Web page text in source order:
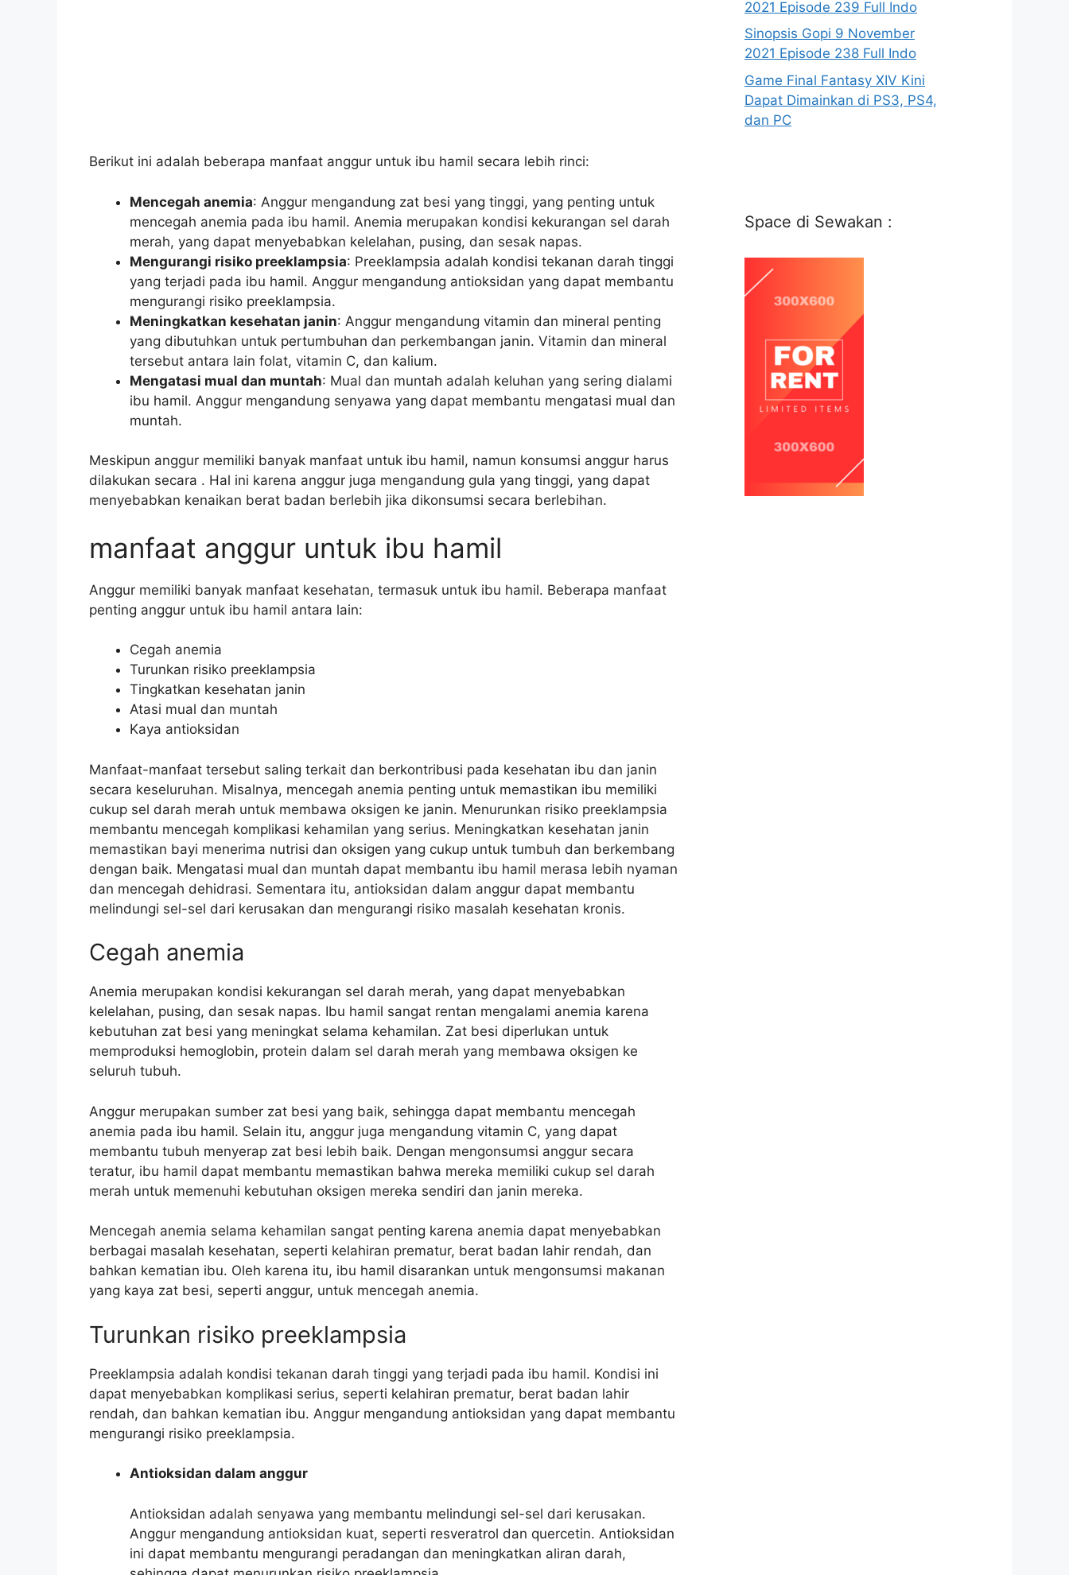
Berikut ini adalah beberapa manfaat anggur untuk ibu hamil secara lebih rinci:
Mencegah anemia: Anggur mengandung zat besi yang tinggi, yang penting untuk
mencegah anemia pada ibu hamil. Anemia merupakan kondisi kekurangan sel darah
merah, yang dapat menyebabkan kelelahan, pusing, dan sesak napas.
Mengurangi risiko preeklampsia: Preeklampsia adalah kondisi tekanan darah tinggi
yang terjadi pada ibu hamil. Anggur mengandung antioksidan yang dapat membantu
mengurangi risiko preeklampsia.
Meningkatkan kesehatan janin: Anggur mengandung vitamin dan mineral penting
yang dibutuhkan untuk pertumbuhan dan perkembangan janin. Vitamin dan mineral
tersebut antara lain folat, vitamin C, dan kalium.
Mengatasi mual dan muntah: Mual dan muntah adalah keluhan yang sering dialami
ibu hamil. Anggur mengandung senyawa yang dapat membantu mengatasi mual dan
muntah.
Meskipun anggur memiliki banyak manfaat untuk ibu hamil, namun konsumsi anggur harus
dilakukan secara . Hal ini karena anggur juga mengandung gula yang tinggi, yang dapat
menyebabkan kenaikan berat badan berlebih jika dikonsumsi secara berlebihan.
manfaat anggur untuk ibu hamil
Anggur memiliki banyak manfaat kesehatan, termasuk untuk ibu hamil. Beberapa manfaat
penting anggur untuk ibu hamil antara lain:
Cegah anemia
Turunkan risiko preeklampsia
Tingkatkan kesehatan janin
Atasi mual dan muntah
Kaya antioksidan
Manfaat-manfaat tersebut saling terkait dan berkontribusi pada kesehatan ibu dan janin
secara keseluruhan. Misalnya, mencegah anemia penting untuk memastikan ibu memiliki
cukup sel darah merah untuk membawa oksigen ke janin. Menurunkan risiko preeklampsia
membantu mencegah komplikasi kehamilan yang serius. Meningkatkan kesehatan janin
memastikan bayi menerima nutrisi dan oksigen yang cukup untuk tumbuh dan berkembang
dengan baik. Mengatasi mual dan muntah dapat membantu ibu hamil merasa lebih nyaman
dan mencegah dehidrasi. Sementara itu, antioksidan dalam anggur dapat membantu
melindungi sel-sel dari kerusakan dan mengurangi risiko masalah kesehatan kronis.
Cegah anemia
Anemia merupakan kondisi kekurangan sel darah merah, yang dapat menyebabkan
kelelahan, pusing, dan sesak napas. Ibu hamil sangat rentan mengalami anemia karena
kebutuhan zat besi yang meningkat selama kehamilan. Zat besi diperlukan untuk
memproduksi hemoglobin, protein dalam sel darah merah yang membawa oksigen ke
seluruh tubuh.
Anggur merupakan sumber zat besi yang baik, sehingga dapat membantu mencegah
anemia pada ibu hamil. Selain itu, anggur juga mengandung vitamin C, yang dapat
membantu tubuh menyerap zat besi lebih baik. Dengan mengonsumsi anggur secara
teratur, ibu hamil dapat membantu memastikan bahwa mereka memiliki cukup sel darah
merah untuk memenuhi kebutuhan oksigen mereka sendiri dan janin mereka.
Mencegah anemia selama kehamilan sangat penting karena anemia dapat menyebabkan
berbagai masalah kesehatan, seperti kelahiran prematur, berat badan lahir rendah, dan
bahkan kematian ibu. Oleh karena itu, ibu hamil disarankan untuk mengonsumsi makanan
yang kaya zat besi, seperti anggur, untuk mencegah anemia.
Turunkan risiko preeklampsia
Preeklampsia adalah kondisi tekanan darah tinggi yang terjadi pada ibu hamil. Kondisi ini
dapat menyebabkan komplikasi serius, seperti kelahiran prematur, berat badan lahir
rendah, dan bahkan kematian ibu. Anggur mengandung antioksidan yang dapat membantu
mengurangi risiko preeklampsia.
Antioksidan dalam anggur
Antioksidan adalah senyawa yang membantu melindungi sel-sel dari kerusakan.
Anggur mengandung antioksidan kuat, seperti resveratrol dan quercetin. Antioksidan
ini dapat membantu mengurangi peradangan dan meningkatkan aliran darah,
2021 Episode 239 Full Indo
Sinopsis Gopi 9 November
2021 Episode 238 Full Indo
Game Final Fantasy XIV Kini
Dapat Dimainkan di PS3, PS4,
dan PC
Space di Sewakan :